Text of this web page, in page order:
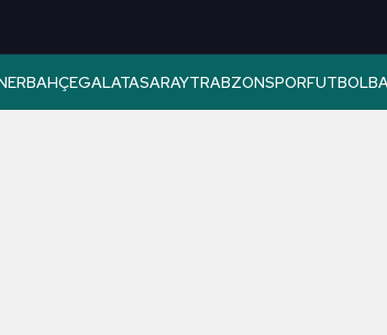
GALATASARAYTRABZONSPORFUTBOL